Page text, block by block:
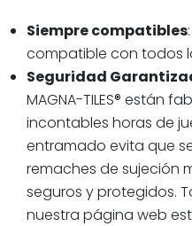
Siempre compatibles
compatible con todos
Seguridad
MAGNA-TILES® están
incontables horas de
entramado evita que
remaches de sujeción
seguros y protegidos.
nuestra página web